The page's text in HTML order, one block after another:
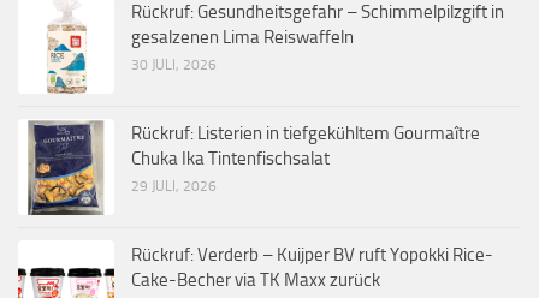
Rückruf: Gesundheitsgefahr – Schimmelpilzgift in
gesalzenen Lima Reiswaffeln
30 JULI, 2026
Rückruf: Listerien in tiefgekühltem Gourmaître
Chuka Ika Tintenfischsalat
29 JULI, 2026
Rückruf: Verderb – Kuijper BV ruft Yopokki Rice-
Cake-Becher via TK Maxx zurück